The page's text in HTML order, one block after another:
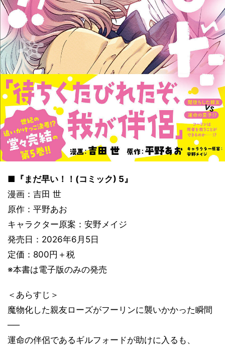
■『まだ早い！！(コミック) 5』
漫画：吉田 世
原作：平野あお
キャラクター原案：安野メイジ
発売日：2026年6月5日
定価：800円＋税
※本書は電子版のみの発売
＜あらすじ＞
魔物化した親友ローズがフーリンに襲いかかった瞬間
──
運命の伴侶であるギルフォードが助けに入るも、